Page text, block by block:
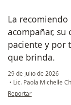
La
acompañar, su
paciente y por
que brinda.
29 de julio de 2026
• Lic. Paola Michelle
en opinión del usuario
Reportar